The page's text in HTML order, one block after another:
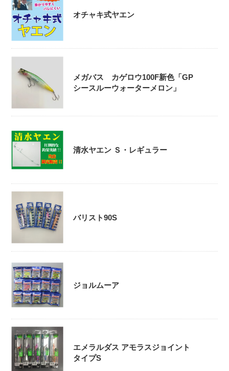
オチャキ式ヤエン
メガバス カゲロウ100F新色「GP
シースルーウォーターメロン」
清水ヤエン Ｓ・レギュラー
バリスト90S
ジョルムーア
エメラルダス アモラスジョイント
タイプS